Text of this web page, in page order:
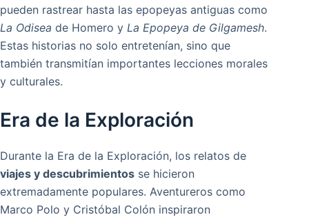
pueden rastrear hasta las epopeyas antiguas como
La Odisea de Homero y La Epopeya de Gilgamesh.
Estas historias no solo entretenían, sino que
también transmitían importantes lecciones morales
y culturales.
Era de la Exploración
Durante la Era de la Exploración, los relatos de
viajes y descubrimientos se hicieron
extremadamente populares. Aventureros como
Marco Polo y Cristóbal Colón inspiraron